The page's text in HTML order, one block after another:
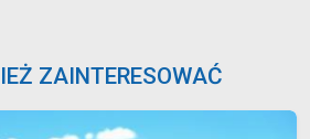
ZAINTERESOWAĆ